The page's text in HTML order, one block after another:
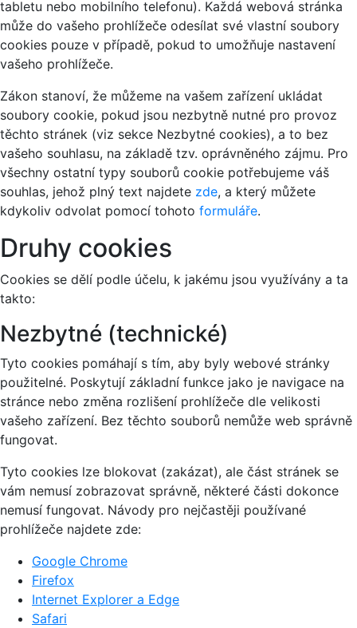
tabletu nebo mobilního telefonu). Každá webová stránka
může do vašeho prohlížeče odesílat své vlastní soubory
cookies pouze v případě, pokud to umožňuje nastavení
vašeho prohlížeče.
Zákon stanoví, že můžeme na vašem zařízení ukládat
soubory cookie, pokud jsou nezbytně nutné pro provoz
těchto stránek (viz sekce Nezbytné cookies), a to bez
vašeho souhlasu, na základě tzv. oprávněného zájmu. Pro
všechny ostatní typy souborů cookie potřebujeme váš
souhlas, jehož plný text najdete zde, a který můžete
kdykoliv odvolat pomocí tohoto formuláře.
Druhy cookies
Cookies se dělí podle účelu, k jakému jsou využívány a ta
takto:
Nezbytné (technické)
Tyto cookies pomáhají s tím, aby byly webové stránky
použitelné. Poskytují základní funkce jako je navigace na
stránce nebo změna rozlišení prohlížeče dle velikosti
vašeho zařízení. Bez těchto souborů nemůže web správně
fungovat.
Tyto cookies lze blokovat (zakázat), ale část stránek se
vám nemusí zobrazovat správně, některé části dokonce
nemusí fungovat. Návody pro nejčastěji používané
prohlížeče najdete zde:
Google Chrome
Firefox
Internet Explorer a Edge
Safari